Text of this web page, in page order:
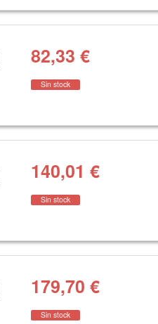
82,33 €
Sin stock
140,01 €
Sin stock
179,70 €
Sin stock